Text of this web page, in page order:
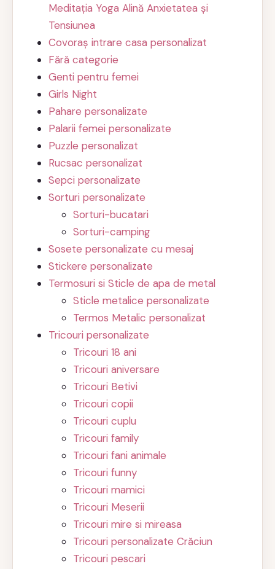
Meditația Yoga Alină Anxietatea și
Tensiunea
Covoraș intrare casa personalizat
Fără categorie
Genti pentru femei
Girls Night
Pahare personalizate
Palarii femei personalizate
Puzzle personalizat
Rucsac personalizat
Sepci personalizate
Sorturi personalizate
Sorturi-bucatari
Sorturi-camping
Sosete personalizate cu mesaj
Stickere personalizate
Termosuri si Sticle de apa de metal
Sticle metalice personalizate
Termos Metalic personalizat
Tricouri personalizate
Tricouri 18 ani
Tricouri aniversare
Tricouri Betivi
Tricouri copii
Tricouri cuplu
Tricouri family
Tricouri fani animale
Tricouri funny
Tricouri mamici
Tricouri Meserii
Tricouri mire si mireasa
Tricouri personalizate Crăciun
Tricouri pescari